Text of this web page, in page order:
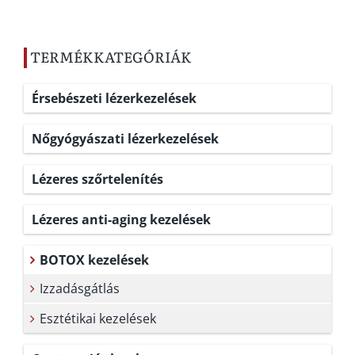
TERMÉKKATEGÓRIÁK
Érsebészeti lézerkezelések
Nőgyógyászati lézerkezelések
Lézeres szőrtelenítés
Lézeres anti-aging kezelések
BOTOX kezelések
Izzadásgátlás
Esztétikai kezelések